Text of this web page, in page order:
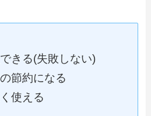
きる(失敗しない)
節約になる
使える